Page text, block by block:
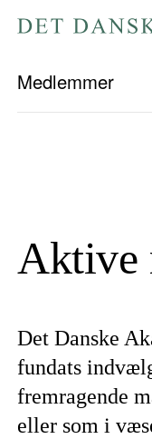
forsiden
Medlemmer
Aktive
Det Danske
fundats
fremragende
eller som i